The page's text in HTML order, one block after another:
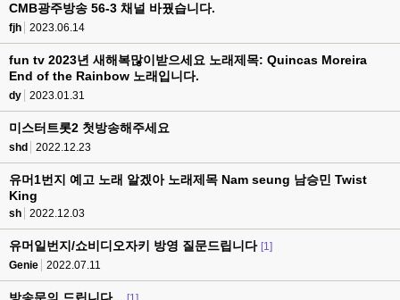
CMB광주방송 56-3 채널 바꿨습니다.
fjh 2023.06.14
fun tv 2023년 새해복많이받으세요 노래제목: Quincas Moreira
End of the Rainbow 노래입니다.
dy 2023.01.31
미스터트롯2 첫방송해주세요
shd 2022.12.23
유머1번지 예고 노래 알겠아 노래제목 Nam seung 남승민 Twist
King
sh 2022.12.03
유머일번지/쇼비디오자키 방영 질문드립니다 [1]
Genie
2022.07.11